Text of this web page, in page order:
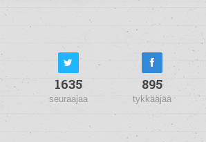
1635
seuraajaa
895
tykkääjää